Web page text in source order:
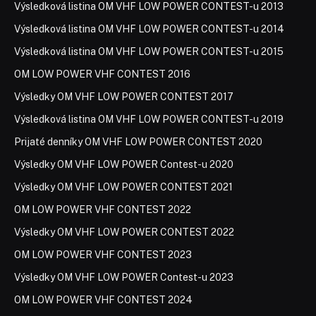
Výsledková listina OM VHF LOW POWER CONTEST-u 2013
Výsledková listina OM VHF LOW POWER CONTEST-u 2014
Výsledková listina OM VHF LOW POWER CONTEST-u 2015
OM LOW POWER VHF CONTEST 2016
Výsledky OM VHF LOW POWER CONTEST 2017
Výsledková listina OM VHF LOW POWER CONTEST-u 2019
Prijaté denníky OM VHF LOW POWER CONTEST 2020
Výsledky OM VHF LOW POWER Contest-u 2020
Výsledky OM VHF LOW POWER CONTEST 2021
OM LOW POWER VHF CONTEST 2022
Výsledky OM VHF LOW POWER CONTEST 2022
OM LOW POWER VHF CONTEST 2023
Výsledky OM VHF LOW POWER Contest-u 2023
OM LOW POWER VHF CONTEST 2024